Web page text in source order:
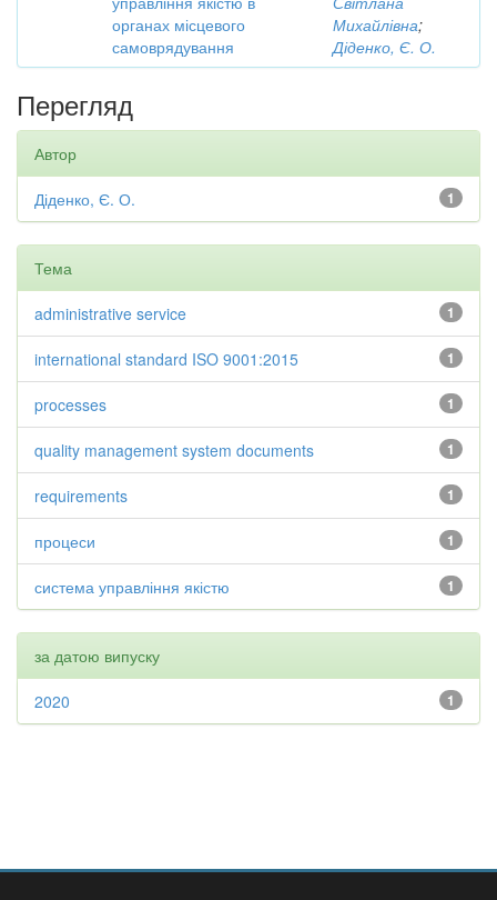
органах місцевого
самоврядування
Михайлівна;
Діденко, Є. О.
Перегляд
Автор
1
Діденко, Є. О.
Тема
1
administrative service
1
international standard ISO 9001:2015
1
processes
1
quality management system documents
1
requirements
1
процеси
1
система управління якістю
за датою випуску
1
2020